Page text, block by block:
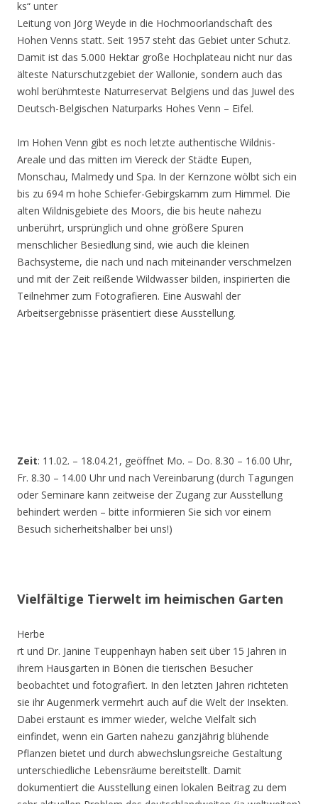
ks“ unter
Leitung von Jörg Weyde in die Hochmoorlandschaft des
Hohen Venns statt. Seit 1957 steht das Gebiet unter Schutz.
Damit ist das 5.000 Hektar große Hochplateau nicht nur das
älteste Naturschutzgebiet der Wallonie, sondern auch das
wohl berühmteste Naturreservat Belgiens und das Juwel des
Deutsch-Belgischen Naturparks Hohes Venn – Eifel.
Im Hohen Venn gibt es noch letzte authentische Wildnis-
Areale und das mitten im Viereck der Städte Eupen,
Monschau, Malmedy und Spa. In der Kernzone wölbt sich ein
bis zu 694 m hohe Schiefer-Gebirgskamm zum Himmel. Die
alten Wildnisgebiete des Moors, die bis heute nahezu
unberührt, ursprünglich und ohne größere Spuren
menschlicher Besiedlung sind, wie auch die kleinen
Bachsysteme, die nach und nach miteinander verschmelzen
und mit der Zeit reißende Wildwasser bilden, inspirierten die
Teilnehmer zum Fotografieren. Eine Auswahl der
Arbeitsergebnisse präsentiert diese Ausstellung.
Zeit: 11.02. – 18.04.21, geöffnet Mo. – Do. 8.30 – 16.00 Uhr,
Fr. 8.30 – 14.00 Uhr und nach Vereinbarung (durch Tagungen
oder Seminare kann zeitweise der Zugang zur Ausstellung
behindert werden – bitte informieren Sie sich vor einem
Besuch sicherheitshalber bei uns!)
Vielfältige Tierwelt im heimischen Garten
Herbe
rt und Dr. Janine Teuppenhayn haben seit über 15 Jahren in
ihrem Hausgarten in Bönen die tierischen Besucher
beobachtet und fotografiert. In den letzten Jahren richteten
sie ihr Augenmerk vermehrt auch auf die Welt der Insekten.
Dabei erstaunt es immer wieder, welche Vielfalt sich
einfindet, wenn ein Garten nahezu ganzjährig blühende
Pflanzen bietet und durch abwechslungsreiche Gestaltung
unterschiedliche Lebensräume bereitstellt. Damit
dokumentiert die Ausstellung einen lokalen Beitrag zu dem